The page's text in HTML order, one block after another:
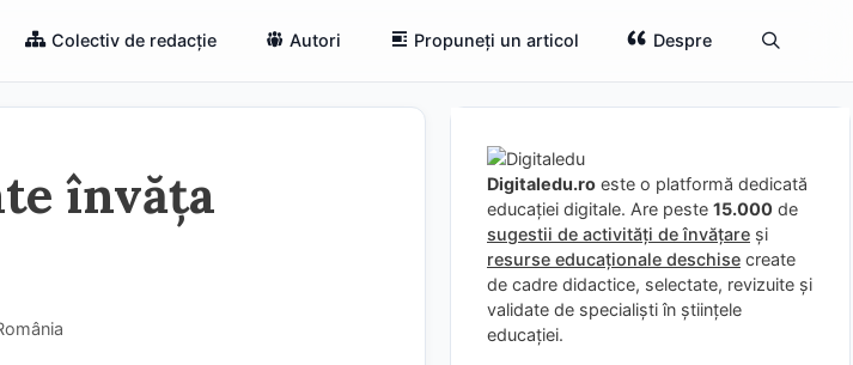
Colectiv de redacție Autori Propuneți un articol Despre
învăța
Digitaledu.ro este o platformă dedicată
educației digitale. Are peste 15.000 de
sugestii de activități de învățare și
resurse educaționale deschise create
de cadre didactice, selectate, revizuite și
validate de specialiști în științele
educației.